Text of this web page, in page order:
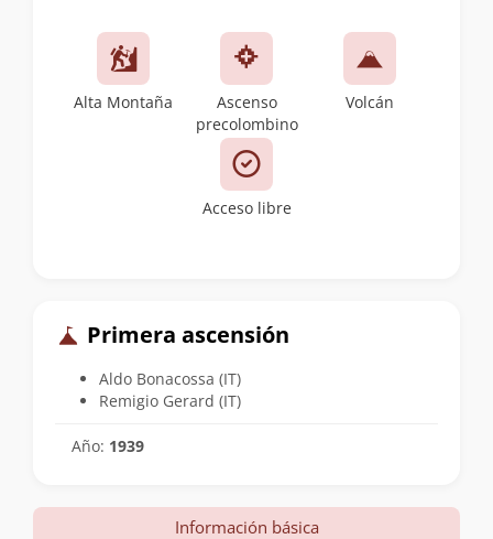
Alta Montaña
Ascenso
precolombino
Volcán
Acceso libre
Primera ascensión
Aldo Bonacossa (IT)
Remigio Gerard (IT)
Año: 1939
Información básica